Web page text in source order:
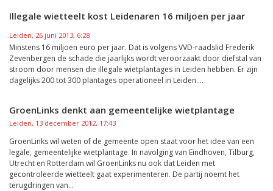
Illegale wietteelt kost Leidenaren 16 miljoen per jaar
Leiden, 26 juni 2013, 6:28
Minstens 16 miljoen euro per jaar. Dat is volgens VVD-raadslid Frederik
Zevenbergen de schade die jaarlijks wordt veroorzaakt door diefstal van
stroom door mensen die illegale wietplantages in Leiden hebben. Er zijn
dagelijks 200 tot 300 plantages operationeel in Leiden....
GroenLinks denkt aan gemeentelijke wietplantage
Leiden, 13 december 2012, 17:43
GroenLinks wil weten of de gemeente open staat voor het idee van een
legale, gemeentelijke wietplantage. In navolging van Eindhoven, Tilburg,
Utrecht en Rotterdam wil GroenLinks nu ook dat Leiden met
gecontroleerde wietteelt gaat experimenteren. De partij noemt het
terugdringen van...